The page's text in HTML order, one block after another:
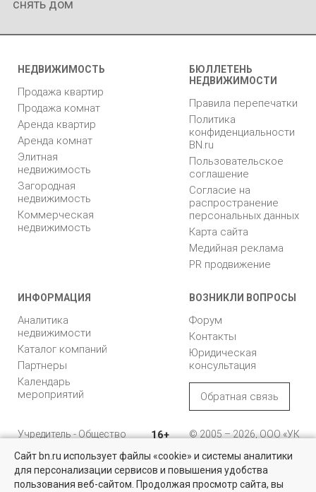
снять дом
НЕДВИЖИМОСТЬ
Продажа квартир
Продажа комнат
Аренда квартир
Аренда комнат
Элитная
недвижимость
Загородная
недвижимость
Коммерческая
недвижимость
БЮЛЛЕТЕНЬ
НЕДВИЖИМОСТИ
Правила перепечатки
Политика
конфиденциальности
BN.ru
Пользовательское
соглашение
Согласие на
распространение
персональных данных
Карта сайта
Медийная реклама
PR продвижение
ИНФОРМАЦИЯ
Аналитика
недвижимости
Каталог компаний
Партнеры
Календарь
мероприятий
ВОЗНИКЛИ ВОПРОСЫ
Форум
Контакты
Юридическая
консультация
Обратная связь
Учредитель - Общество
ответственностью
"Управляющая
компания "Бюллетень
16+
© 2005 – 2026, ООО «УК
196105, Санкт-
Петербург, пр. Юрия
Сайт bn.ru использует файлы «cookie» и системы аналитики
для персонализации сервисов и повышения удобства
пользования веб-сайтом. Продолжая просмотр сайта, вы